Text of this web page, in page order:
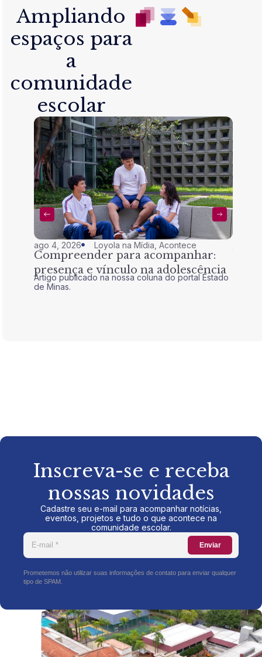
Ampliando
espaços para
a
comunidade
escolar
ago 4, 2026 Loyola na Mídia ,Acontece
Compreender para acompanhar:
presença e vínculo na adolescência
Artigo publicado na nossa coluna do portal Estado
de Minas.
Inscreva-se e receba
nossas novidades
Cadastre seu e-mail para acompanhar notícias,
eventos, projetos e tudo o que acontece na
comunidade escolar.
Enviar
Prometemos não utilizar suas informações de contato para enviar qualquer
tipo de SPAM.